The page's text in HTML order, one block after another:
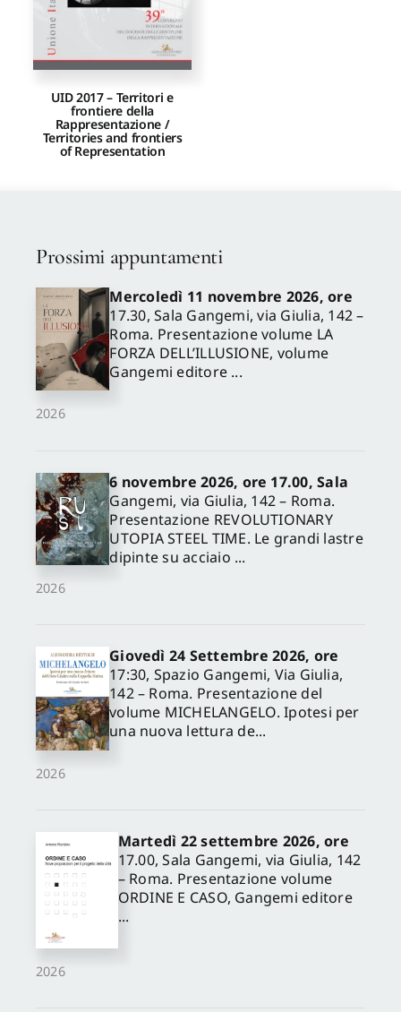
Gangemi Editore
UID 2017 – Territori e
frontiere della
Rappresentazione /
Territories and frontiers
of Representation
Prossimi appuntamenti
2026
Mercoledì 11 novembre 2026, ore
17.30, Sala Gangemi, via Giulia, 142 –
Roma. Presentazione volume LA
FORZA DELL’ILLUSIONE, volume
Gangemi editore ...
2026
6 novembre 2026, ore 17.00, Sala
Gangemi, via Giulia, 142 – Roma.
Presentazione REVOLUTIONARY
UTOPIA STEEL TIME. Le grandi lastre
dipinte su acciaio ...
2026
Giovedì 24 Settembre 2026, ore
17:30, Spazio Gangemi, Via Giulia,
142 – Roma. Presentazione del
volume MICHELANGELO. Ipotesi per
una nuova lettura de...
2026
Martedì 22 settembre 2026, ore
17.00, Sala Gangemi, via Giulia, 142
– Roma. Presentazione volume
ORDINE E CASO, Gangemi editore
...